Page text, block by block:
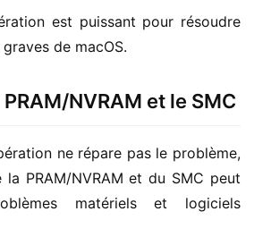
est puissant pour résoudre
de macOS.
NVRAM et le SMC
ne répare pas le problème,
PRAM/NVRAM et du SMC peut
matériels et logiciels